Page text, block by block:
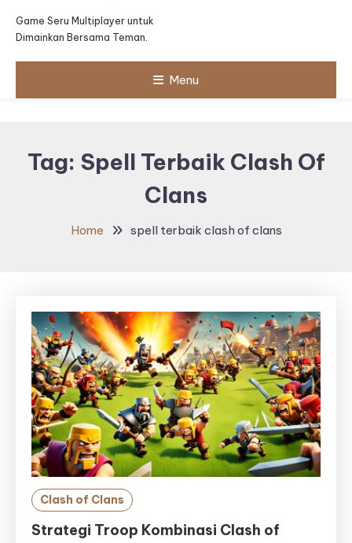
Game Seru Multiplayer untuk
Dimainkan Bersama Teman.
Menu
Tag: Spell Terbaik Clash Of
Clans
Home spell terbaik clash of clans
Clash of Clans
Strategi Troop Kombinasi Clash of